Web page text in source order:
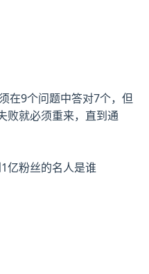
在9个问题中答对7个，但
败就必须重来，直到通
亿粉丝的名人是谁